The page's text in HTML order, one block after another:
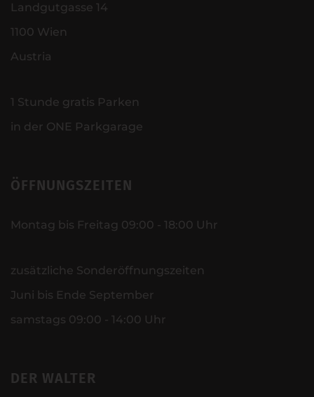
Landgutgasse 14
1100 Wien
Austria
1 Stunde gratis Parken
in der ONE Parkgarage
ÖFFNUNGSZEITEN
Montag bis Freitag 09:00 - 18:00 Uhr
zusätzliche Sonderöffnungszeiten
Juni bis Ende September
samstags 09:00 - 14:00 Uhr
DER WALTER